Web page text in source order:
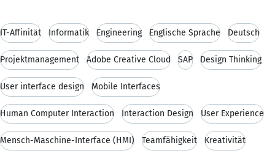
IT-Affinität Informatik Engineering Englische Sprache Deutsch
Projektmanagement Adobe Creative Cloud SAP Design Thinking
User interface design Mobile Interfaces
Human Computer Interaction Interaction Design User Experience
Mensch-Maschine-Interface (HMI) Teamfähigkeit Kreativität